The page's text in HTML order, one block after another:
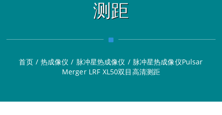
测距
首页 / 热成像仪 / 脉冲星热成像仪 / 脉冲星热成像仪Pulsar
Merger LRF XL50双目高清测距